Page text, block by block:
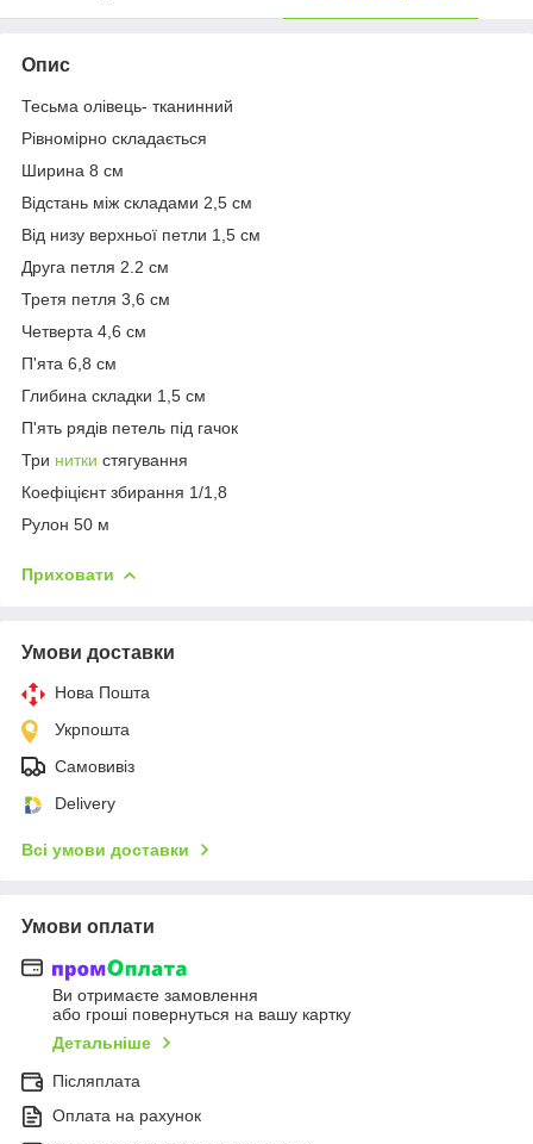
Опис
Тесьма олівець- тканинний
Рівномірно складається
Ширина 8 см
Відстань між складами 2,5 см
Від низу верхньої петли 1,5 см
Друга петля 2.2 см
Третя петля 3,6 см
Четверта 4,6 см
П'ята 6,8 см
Глибина складки 1,5 см
П'ять рядів петель під гачок
Три нитки стягування
Коефіцієнт збирання 1/1,8
Рулон 50 м
Приховати
Умови доставки
Нова Пошта
Укрпошта
Самовивіз
Delivery
Всі умови доставки
Умови оплати
Ви отримаєте замовлення
або гроші повернуться на вашу картку
Детальніше
Післяплата
Оплата на рахунок